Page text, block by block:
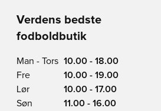
Verdens bedste
fodboldbutik
Man - Tors 10.00 - 18.00
Fre
10.00 - 19.00
Lør
10.00 - 17.00
Søn
11.00 - 16.00